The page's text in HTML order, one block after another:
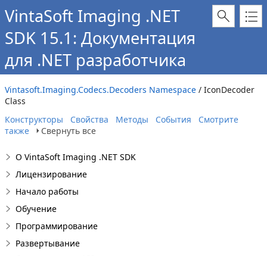
VintaSoft Imaging .NET
SDK 15.1: Документация
для .NET разработчика
Vintasoft.Imaging.Codecs.Decoders Namespace / IconDecoder
Class
Конструкторы
Свойства Методы События
Смотрите
также
Свернуть все
О VintaSoft Imaging .NET SDK
Лицензирование
Начало работы
Обучение
Программирование
Развертывание